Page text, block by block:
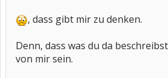
, dass gibt mir zu denken.
Denn, dass was du da
von mir sein.